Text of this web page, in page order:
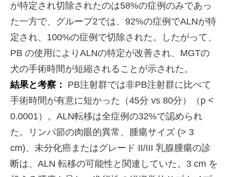
が特定され切除されたのは58%の症例のみであっ
た一方で、グループ2では、92%の症例でALNが特
定され、100%の症例で切除された。したがって、
PB の使用によりALNの特定が改善され、MGTの
犬の手術時間が短縮されることが示された。
結果と考察：
PB注射群では非PB注射群に比べて
手術時間が有意に短かった（45分 vs 80分）（p <
0.0001）。ALN転移は全症例の32%で認められ
た。リンパ節の肉眼的異常、腫瘍サイズ (> 3
cm)、未分化癌またはグレード II/III 乳腺腫瘍の診
断は、ALN 転移の可能性と関連していた。3 cm を